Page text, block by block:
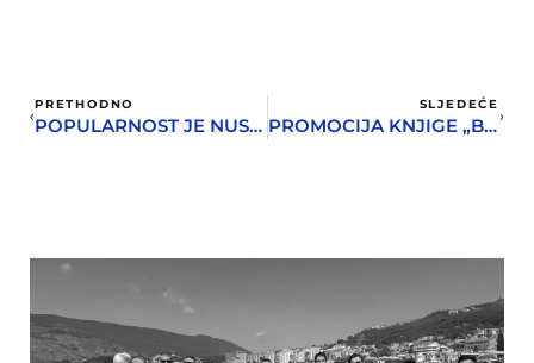
PRETHODNO
POPULARNOST JE NUSPOJAVA I DOBRA JE SAMO AKO MOŽE DONIJETI JOŠ POSLA
SLJEDEĆE
PROMOCIJA KNJIGE „BOKA U TRAGOVIMA IŠČEZLIH VREMENA“ U NOVOM SADU